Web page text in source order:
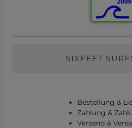
SIXFEET
Bestellung &
Zahlung &
Versand &